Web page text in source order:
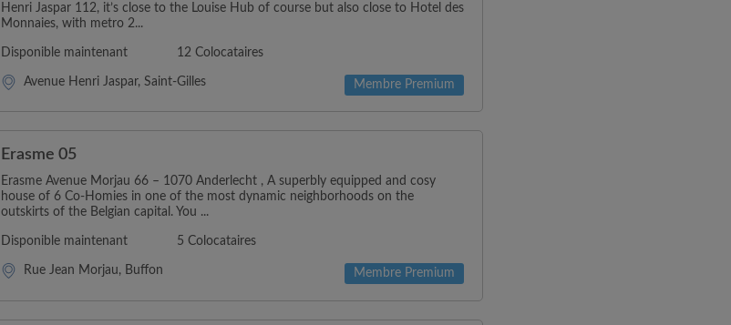
Henri Jaspar 112, it’s close to the Louise Hub of course but also close to Hotel des
Monnaies, with metro 2...
Disponible maintenant 12 Colocataires
Avenue Henri Jaspar, Saint-Gilles Membre Premium
Erasme 05
Erasme Avenue Morjau 66 – 1070 Anderlecht , A superbly equipped and cosy
house of 6 Co-Homies in one of the most dynamic neighborhoods on the
outskirts of the Belgian capital. You ...
Disponible maintenant 5 Colocataires
Rue Jean Morjau, Buffon Membre Premium